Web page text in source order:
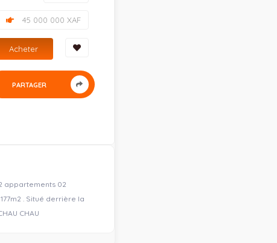
45 000 000 XAF
Acheter
PARTAGER
appartements 02
. Situé derrière la
CHAU